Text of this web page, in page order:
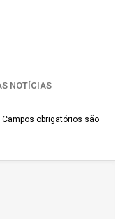
NOTÍCIAS
Campos obrigatórios são